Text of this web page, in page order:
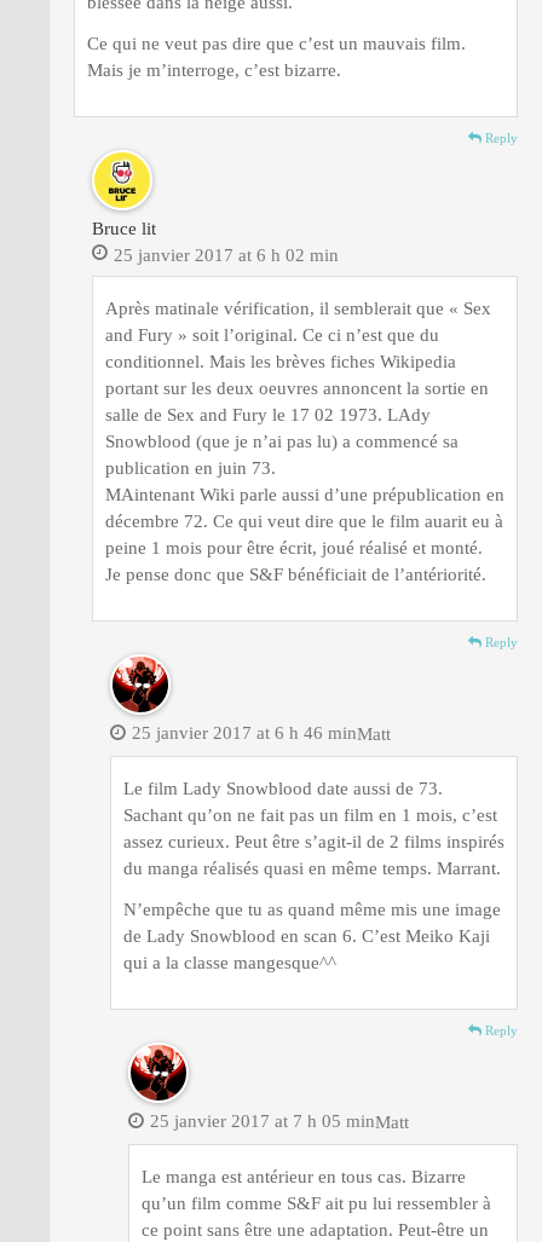
Ce qui ne veut pas dire que c’est un mauvais film.
Mais je m’interroge, c’est bizarre.
Reply
Bruce lit
25 janvier 2017 at 6 h 02 min
Après matinale vérification, il semblerait que « Sex
and Fury » soit l’original. Ce ci n’est que du
conditionnel. Mais les brèves fiches Wikipedia
portant sur les deux oeuvres annoncent la sortie en
salle de Sex and Fury le 17 02 1973. LAdy
Snowblood (que je n’ai pas lu) a commencé sa
publication en juin 73.
MAintenant Wiki parle aussi d’une prépublication en
décembre 72. Ce qui veut dire que le film auarit eu à
peine 1 mois pour être écrit, joué réalisé et monté.
Je pense donc que S&F bénéficiait de l’antériorité.
Reply
Matt
25 janvier 2017 at 6 h 46 min
Le film Lady Snowblood date aussi de 73.
Sachant qu’on ne fait pas un film en 1 mois, c’est
assez curieux. Peut être s’agit-il de 2 films inspirés
du manga réalisés quasi en même temps. Marrant.
N’empêche que tu as quand même mis une image
de Lady Snowblood en scan 6. C’est Meiko Kaji
qui a la classe mangesque^^
Reply
Matt
25 janvier 2017 at 7 h 05 min
Le manga est antérieur en tous cas. Bizarre
qu’un film comme S&F ait pu lui ressembler à
ce point sans être une adaptation. Peut-être un